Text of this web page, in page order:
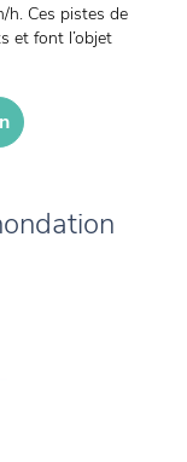
h. Ces pistes de
et font l’objet